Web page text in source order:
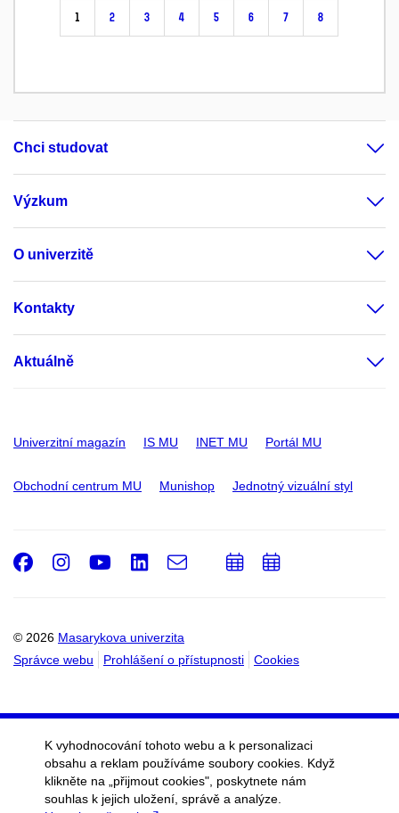
1 2 3 4 5 6 7 8
Chci studovat
Výzkum
O univerzitě
Kontakty
Aktuálně
Univerzitní magazín IS MU INET MU Portál MU
Obchodní centrum MU Munishop Jednotný vizuální styl
© 2026 Masarykova univerzita
Správce webu
Prohlášení o přístupnosti Cookies
Facebook
Instagram
Youtube
LinkedIn
e-
PřidatPřidat
K vyhodnocování tohoto webu a k personalizaci
obsahu a reklam používáme soubory cookies. Když
klikněte na „přijmout cookies", poskytnete nám
souhlas k jejich uložení, správě a analýze.